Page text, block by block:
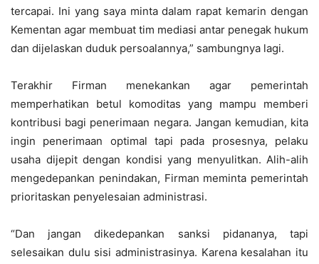
tercapai. Ini yang saya minta dalam rapat kemarin dengan
Kementan agar membuat tim mediasi antar penegak hukum
dan dijelaskan duduk persoalannya,” sambungnya lagi.
Terakhir Firman menekankan agar pemerintah
memperhatikan betul komoditas yang mampu memberi
kontribusi bagi penerimaan negara. Jangan kemudian, kita
ingin penerimaan optimal tapi pada prosesnya, pelaku
usaha dijepit dengan kondisi yang menyulitkan. Alih-alih
mengedepankan penindakan, Firman meminta pemerintah
prioritaskan penyelesaian administrasi.
“Dan jangan dikedepankan sanksi pidananya, tapi
selesaikan dulu sisi administrasinya. Karena kesalahan itu